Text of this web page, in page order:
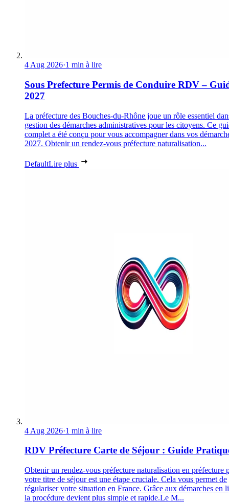
4 Aug 2026·1 min à lire
Sous Prefecture Permis de Conduire RDV –
2027
La préfecture des Bouches-du-Rhône joue un rôle essentiel
gestion des démarches administratives pour les citoyens. Ce
complet a été conçu pour vous accompagner dans vos
2027. Obtenir un rendez-vous préfecture naturalisation...
DefaultLire plus
4 Aug 2026·1 min à lire
RDV Préfecture Carte de Séjour : Guide
Obtenir un rendez-vous préfecture naturalisation en préfecture
votre titre de séjour est une étape cruciale. Cela vous permet de
régulariser votre situation en France. Grâce aux démarches en
la procédure devient plus simple et rapide.Le M...